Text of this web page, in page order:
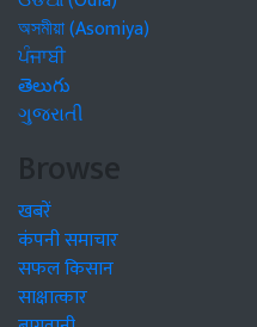
অসমীয়া (Asomiya)
ਪੰਜਾਬੀ
తెలుగు
ગુજરાતી
Browse
खबरें
कंपनी समाचार
सफल किसान
साक्षात्कार